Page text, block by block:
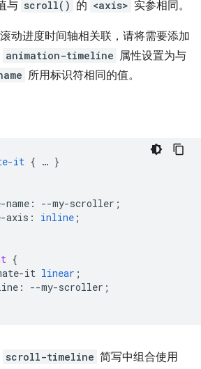
与 scroll() 的 <axis> 实参相同。
动进度时间轴相关联，请将需要添加
animation-timeline 属性设置为与
所用标识符相同的值。
it { … }
: --my-scroller ;
axis : inline ;
{
it linear ;
: --my-scroller ;
scroll-timeline 简写中组合使用